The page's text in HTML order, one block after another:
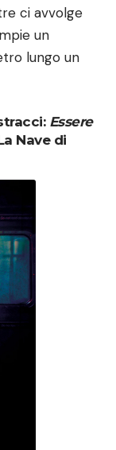
ci avvolge
un
lungo un
: Essere
Nave di